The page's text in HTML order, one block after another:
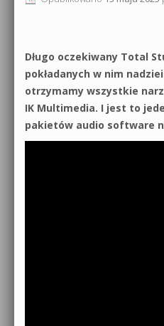
Długo oczekiwany Total
pokładanych w nim
otrzymamy wszystkie
IK Multimedia. I jest to
pakietów audio software